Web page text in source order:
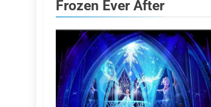
Frozen Ever After